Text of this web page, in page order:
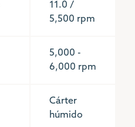
11.0 /
5,500 rpm
5,000 -
6,000 rpm
Cárter
húmido